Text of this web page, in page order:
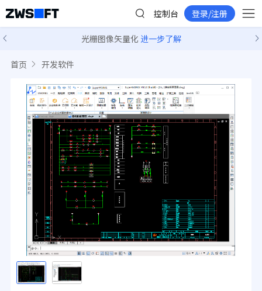
控制台 登录/注册
光栅图像矢量化 进一步了解
首页 开发软件